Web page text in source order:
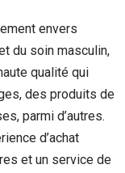
envers
du soin masculin,
qualité qui
des produits de
parmi d’autres.
d’achat
et un service de